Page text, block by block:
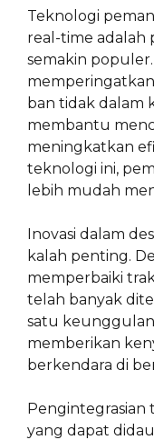
Teknologi
real-time adalah
semakin
ban tidak dalam
membantu
meningkatkan
teknologi ini,
lebih mudah
Inovasi dalam
kalah penting.
memperbaiki
telah banyak
satu keunggulan
memberikan
berkendara di
Pengintegrasian
yang dapat